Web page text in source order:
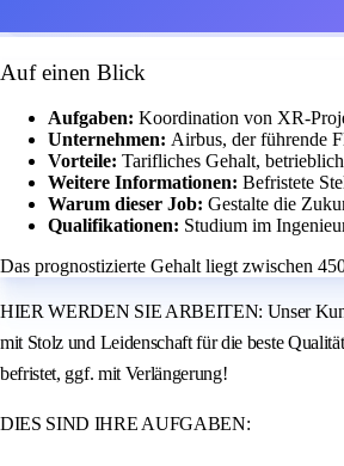
Auf einen Blick
Aufgaben: Koordination von XR-
Unternehmen: Airbus, der führende
Vorteile: Tarifliches Gehalt,
Weitere Informationen: Befristete
Warum dieser Job: Gestalte die
Qualifikationen: Studium im
Das prognostizierte Gehalt liegt zwischen
HIER WERDEN SIE ARBEITEN: Unser
mit Stolz und Leidenschaft für die beste
befristet, ggf. mit Verlängerung!
DIES SIND IHRE AUFGABEN: